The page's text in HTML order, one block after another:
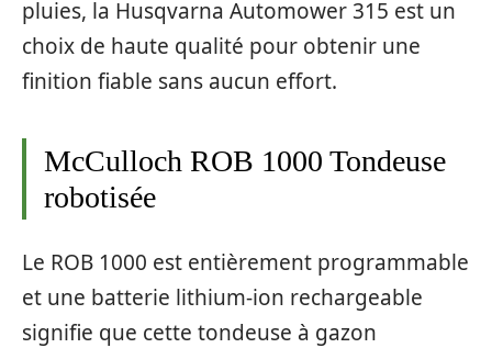
pluies, la Husqvarna Automower 315 est un
choix de haute qualité pour obtenir une
finition fiable sans aucun effort.
McCulloch ROB 1000 Tondeuse
robotisée
Le ROB 1000 est entièrement programmable
et une batterie lithium-ion rechargeable
signifie que cette tondeuse à gazon